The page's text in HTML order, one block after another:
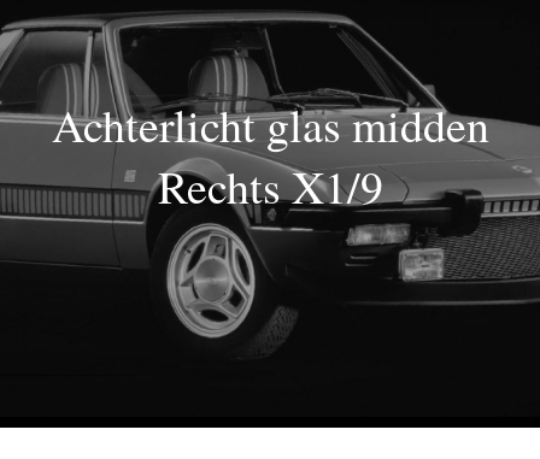
Over ons
Nieuws
Contact
Achterlicht glas midden
Rechts X1/9